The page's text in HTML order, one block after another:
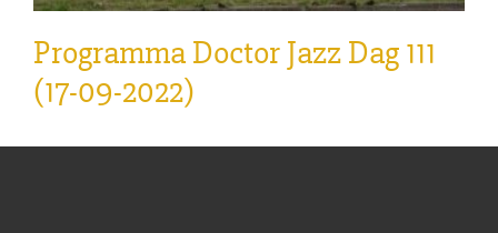
Programma Doctor Jazz Dag 111
(17-09-2022)
Programma Doctor Jazz Dag 111 op 17 september